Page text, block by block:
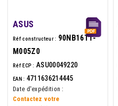
ASUS
Réf constructeur : 90NB16T1-
M005Z0
Réf ECP : ASU00049220
EAN : 4711636214445
Date d'expédition :
Contactez votre